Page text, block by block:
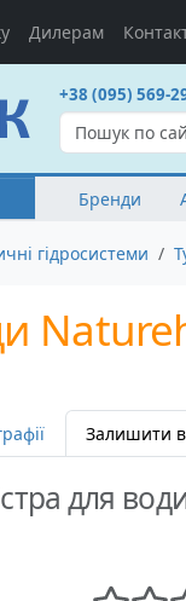
Дилерам
+38 (095) 569-
Бренди
гідросистеми
Залишити
для